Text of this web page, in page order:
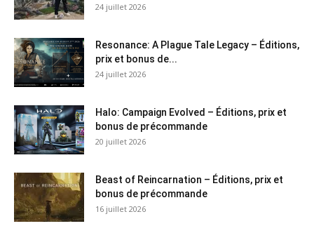
24 juillet 2026
Resonance: A Plague Tale Legacy – Éditions,
prix et bonus de...
24 juillet 2026
Halo: Campaign Evolved – Éditions, prix et
bonus de précommande
20 juillet 2026
Beast of Reincarnation – Éditions, prix et
bonus de précommande
16 juillet 2026